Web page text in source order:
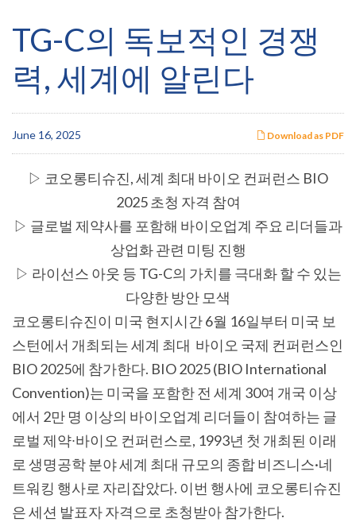
TG-C의 독보적인 경쟁
력, 세계에 알린다
Download as PDF
June 16, 2025
▷ 코오롱티슈진,세계 최대 바이오 컨퍼런스 BIO
2025초청 자격 참여
▷ 글로벌 제약사를 포함해 바이오업계 주요 리더들과
상업화 관련 미팅 진행
▷ 라이선스 아웃 등 TG-C의 가치를 극대화 할 수 있는
다양한 방안 모색
코오롱티슈진이 미국 현지시간 6월 16일부터 미국 보
스턴에서 개최되는 세계 최대 바이오 국제 컨퍼런스인
BIO 2025에 참가한다. BIO 2025 (BIO International
Convention)는 미국을 포함한 전 세계 30여 개국 이상
에서 2만 명 이상의 바이오업계 리더들이 참여하는 글
로벌 제약∙바이오 컨퍼런스로, 1993년 첫 개최된 이래
로 생명공학 분야 세계 최대 규모의 종합 비즈니스·네
트워킹 행사로 자리잡았다. 이번 행사에 코오롱티슈진
은 세션 발표자 자격으로 초청받아 참가한다.